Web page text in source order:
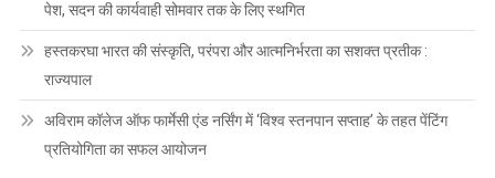
पेश, सदन की कार्यवाही सोमवार तक के लिए स्थगित
हस्तकरघा भारत की संस्कृति, परंपरा और आत्मनिर्भरता का सशक्त प्रतीक :
राज्यपाल
अविराम कॉलेज ऑफ फार्मेसी एंड नर्सिंग में ‘विश्व स्तनपान सप्ताह’ के तहत पेंटिंग
प्रतियोगिता का सफल आयोजन